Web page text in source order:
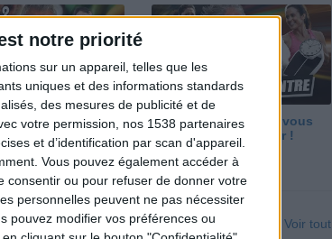
notre priorité
sur un appareil, telles que les
uniques et des informations standards
des mesures de publicité et de
votre permission, nos 1538 partenaires
et d’identification par scan d'appareil.
Vous pouvez également accéder à
consentir ou pour refuser de donner votre
personnelles peuvent ne pas nécessiter
pouvez modifier vos préférences ou
perte de poids ?
?
Maigrir vite ? Ce que vous
devez vraiment savoir !
Voir tout